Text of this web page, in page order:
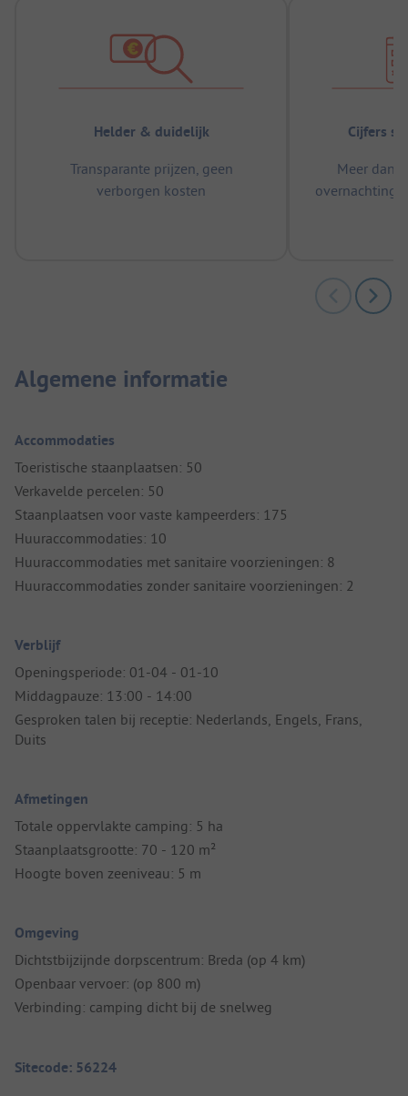
Helder & duidelijk
Transparante prijzen, geen
verborgen kosten
Cijfers
Meer dan
Algemene informatie
Accommodaties
Toeristische staanplaatsen: 50
Verkavelde percelen: 50
Staanplaatsen voor vaste kampeerders: 175
Huuraccommodaties: 10
Huuraccommodaties met sanitaire voorzieningen: 8
Huuraccommodaties zonder sanitaire voorzieningen: 2
Verblijf
Openingsperiode: 01-04 - 01-10
Middagpauze: 13:00 - 14:00
Gesproken talen bij receptie: Nederlands, Engels, Frans,
Duits
Afmetingen
Totale oppervlakte camping: 5 ha
Staanplaatsgrootte: 70 - 120 m²
Hoogte boven zeeniveau: 5 m
Omgeving
Dichtstbijzijnde dorpscentrum: Breda (op 4 km)
Openbaar vervoer: (op 800 m)
Verbinding: camping dicht bij de snelweg
Sitecode: 56224